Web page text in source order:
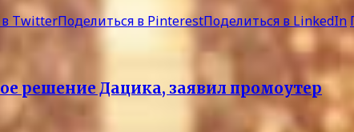
в TwitterПоделиться в PinterestПоделиться в LinkedIn
решение Дацика, заявил промоутер